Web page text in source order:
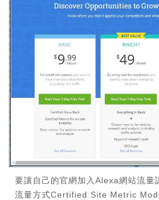
要讓自己的官網加入Alexa網站流量
流量方式Certified Site Metric